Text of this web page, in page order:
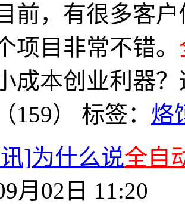
前，有很多客
项目非常不错。
成本创业利器
159） 标签： 烙
]为什么说全自
月02日 11:20